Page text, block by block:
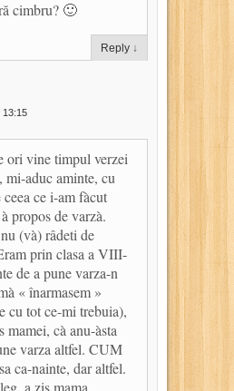
cimbru? 🙂
Reply ↓
13:15
ori vine timpul verzei
mi-aduc aminte, cu
ceea ce i-am fàcut
propos de varzà.
(và) râdeti de
prin clasa a VIII-
de a pune varza-n
« înarmasem »
cu tot ce-mi trebuia),
mamei, cà anu-àsta
varza altfel. CUM
ca-nainte, dar altfel.
a zis mama.